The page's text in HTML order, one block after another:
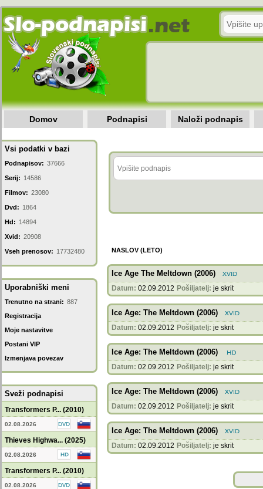
Domov Podnapisi Naloži podnapis
Vsi podatki v bazi
Podnapisov: 37666
Serij: 14586
Filmov: 23080
Dvd: 1864
Hd: 14894
Xvid: 20908
Vseh prenosov: 17732480
Uporabniški meni
Trenutno na strani: 887
Registracija
Moje nastavitve
Postani VIP
Izmenjava povezav
Sveži podnapisi
Transformers P... (2010)
02.08.2026
Thieves Highwa... (2025)
02.08.2026
Transformers P... (2010)
02.08.2026
NASLOV (LETO)
Ice Age The Meltdown (2006)
Datum: 02.09.2012 Pošiljatelj: je skrit
Ice Age: The Meltdown (2006)
Datum: 02.09.2012 Pošiljatelj: je skrit
Ice Age: The Meltdown (2006)
Datum: 02.09.2012 Pošiljatelj: je skrit
Ice Age: The Meltdown (2006)
Datum: 02.09.2012 Pošiljatelj: je skrit
Ice Age: The Meltdown (2006)
Datum: 02.09.2012 Pošiljatelj: je skrit